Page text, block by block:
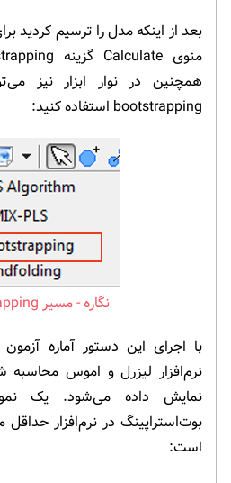
بعد از اینکه مدل را ترسیم کردید
همچنین در نوار ابزار نیز
bootstrapping استفاده کنید:
مسیر bootstrapping
نرم‌افزار لیزرل و اموس محاسبه
نمایش داده می‌شود. یک
بوت‌استراپینگ در نرم‌افزار
است: